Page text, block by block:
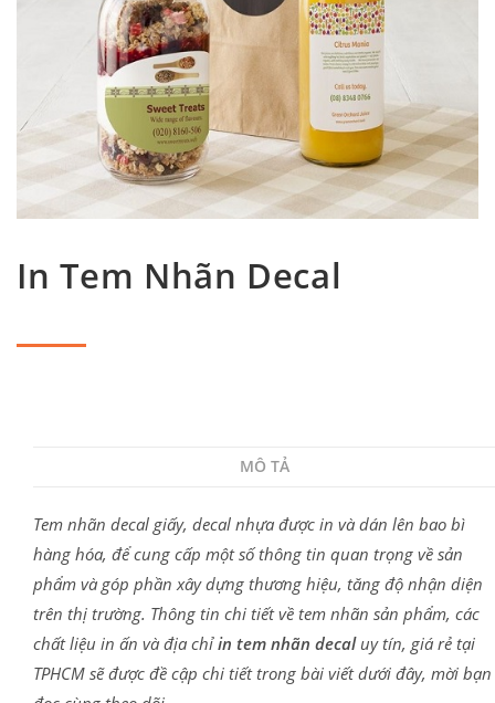
In Tem Nhãn Decal
MÔ TẢ
Tem nhãn decal giấy, decal nhựa được in và dán lên bao bì
hàng hóa, để cung cấp một số thông tin quan trọng về sản
phẩm và góp phần xây dựng thương hiệu, tăng độ nhận diện
trên thị trường. Thông tin chi tiết về tem nhãn sản phẩm, các
chất liệu in ấn và địa chỉin tem nhãn decaluy tín, giá rẻ tại
TPHCM sẽ được đề cập chi tiết trong bài viết dưới đây, mời bạn